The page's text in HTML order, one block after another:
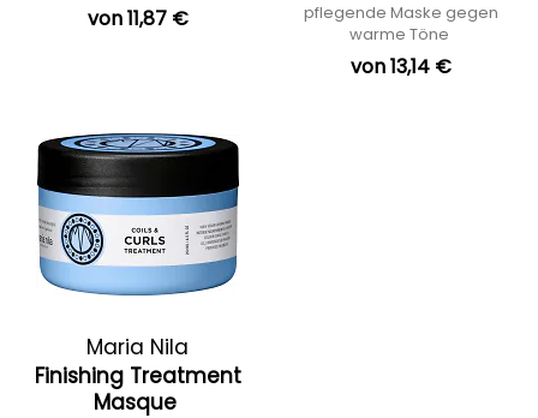
von 11,87 €
pflegende Maske gegen
warme Töne
von 13,14 €
Maria Nila
Finishing Treatment
Masque